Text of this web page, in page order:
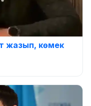
жазып, көмек